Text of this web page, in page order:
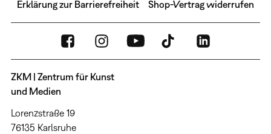
Erklärung zur Barrierefreiheit Shop-Vertrag widerrufen
ZKM | Zentrum für Kunst
und Medien
Lorenzstraße 19
76135 Karlsruhe